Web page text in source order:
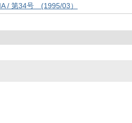
/ 第34号 (1995/03）